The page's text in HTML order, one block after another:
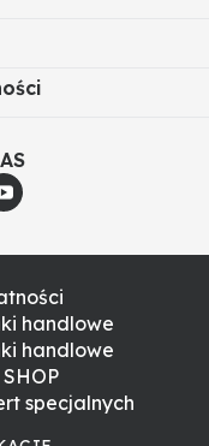
handlowe
handlowe
SHOP
specjalnych